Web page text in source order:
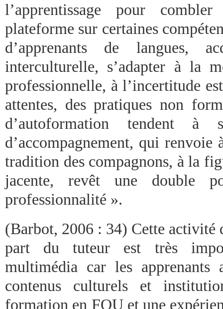
l’apprentissage pour
plateforme sur certaines
d’apprenants de langues,
interculturelle, s’adapter à la
professionnelle, à l’incertitude
attentes, des pratiques non
d’autoformation tendent à
d’accompagnement, qui renvoie
tradition des compagnons, à la
jacente, revêt une double
professionnalité ».
(Barbot, 2006 : 34) Cette activité
part du tuteur est très
multimédia car les apprenants
contenus culturels et
formation en FOU et une